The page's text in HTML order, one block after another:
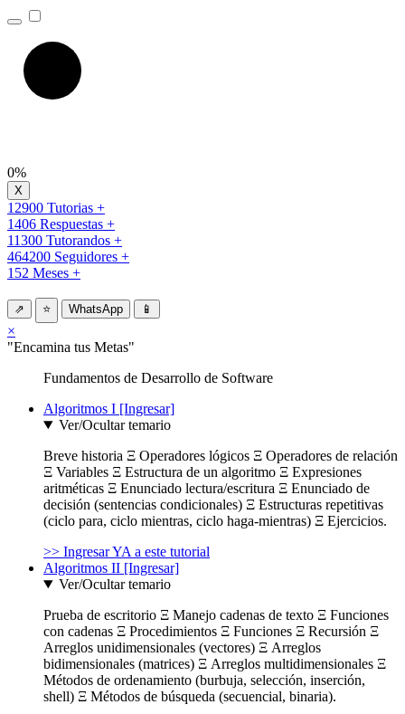
0%
12900 Tutorias +
1406 Respuestas +
11300 Tutorandos +
464200 Seguidores +
152 Meses +
⇗ ⭐ WhatsApp 📱
×
"Encamina tus Metas"
Fundamentos de Desarrollo de Software
Algoritmos I [Ingresar]
Ver/Ocultar temario
Breve historia Ξ Operadores lógicos Ξ Operadores de relación
Ξ Variables Ξ Estructura de un algoritmo Ξ Expresiones
aritméticas Ξ Enunciado lectura/escritura Ξ Enunciado de
decisión (sentencias condicionales) Ξ Estructuras repetitivas
(ciclo para, ciclo mientras, ciclo haga-mientras) Ξ Ejercicios.
>> Ingresar YA a este tutorial
Algoritmos II [Ingresar]
Ver/Ocultar temario
Prueba de escritorio Ξ Manejo cadenas de texto Ξ Funciones
con cadenas Ξ Procedimientos Ξ Funciones Ξ Recursión Ξ
Arreglos unidimensionales (vectores) Ξ Arreglos
bidimensionales (matrices) Ξ Arreglos multidimensionales Ξ
Métodos de ordenamiento (burbuja, selección, inserción,
shell) Ξ Métodos de búsqueda (secuencial, binaria).